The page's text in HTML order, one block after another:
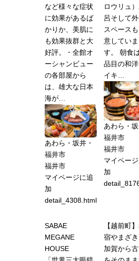
など様々な症状
に効果があるば
かりか、美肌に
も効果抜群と大
好評。・全館オ
ーシャンビュー
の各部屋から
は、雄大な日本
海が…
あわら・坂井・
福井市
福井市
マイページに追
加
detail_4308.html
ロウリュ
呂そして
スペース
意していま
す。 朝食
品目の和
イキ…
あわら・
福井市
福井市
マイペー
加
SABAE
MEGANE
HOUSE
【越前町
宿やまざき
加賀から